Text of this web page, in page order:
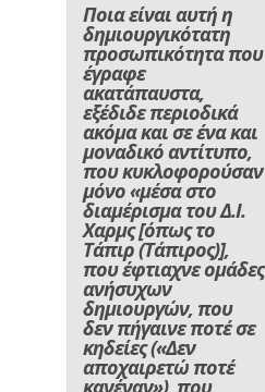
Ποια είναι αυτή η
δημιουργικότατη
προσωπικότητα που
έγραφε
ακατάπαυστα,
εξέδιδε περιοδικά
ακόμα και σε ένα και
μοναδικό αντίτυπο,
που κυκλοφορούσαν
μόνο «μέσα στο
διαμέρισμα του Δ.Ι.
Χαρμς [όπως το
Τάπιρ (Τάπιρος)],
που έφτιαχνε ομάδες
ανήσυχων
δημιουργών, που
δεν πήγαινε ποτέ σε
κηδείες («Δεν
αποχαιρετώ ποτέ
κανέναν»), που